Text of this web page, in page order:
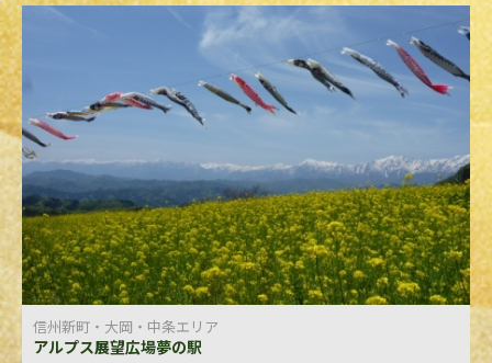
信州新町・大岡・中条エリア
アルプス展望広場夢の駅